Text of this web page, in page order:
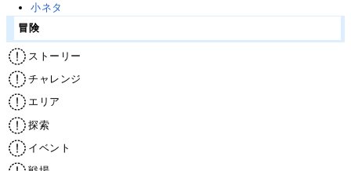
小ネタ
冒険
ストーリー
チャレンジ
エリア
探索
イベント